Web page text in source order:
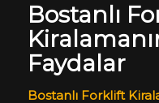
Bostanlı
Faydalar
Bostanlı Forklift